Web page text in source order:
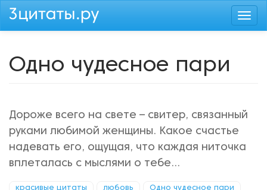
Перейти
Одно чудесное пари
Дороже всего на свете – свитер, связанный
руками любимой женщины. Какое счастье
надевать его, ощущая, что каждая ниточка
вплеталась с мыслями о тебе…
красивые цитаты любовь Одно чудесное пари